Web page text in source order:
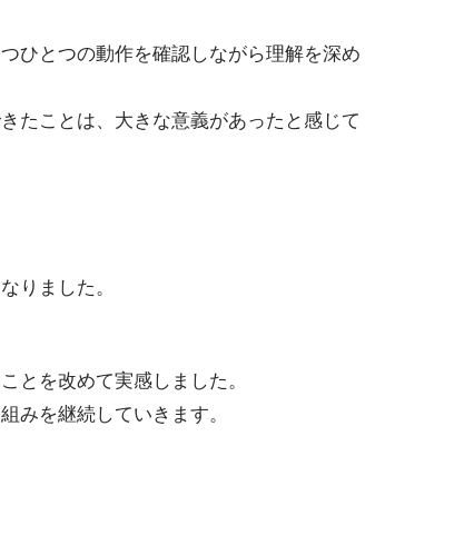
ひとつの動作を確認しながら理解を深め
たことは、大きな意義があったと感じて
りました。
とを改めて実感しました。
みを継続していきます。